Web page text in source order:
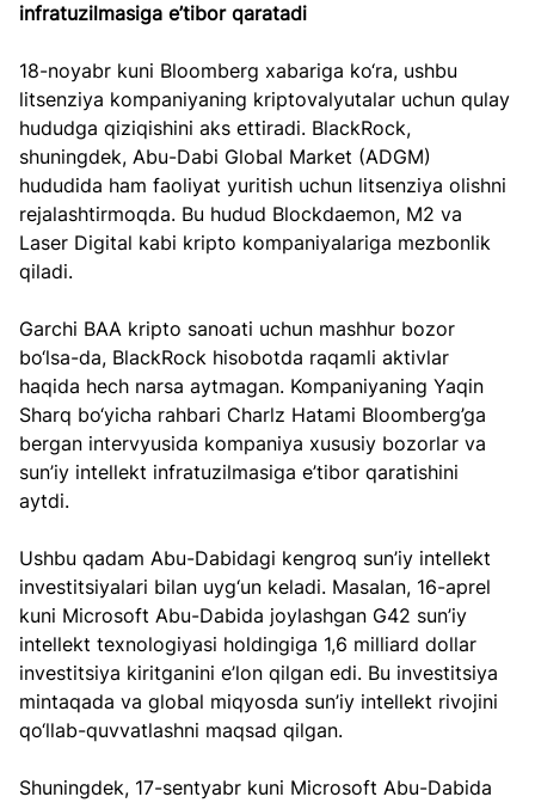
infratuzilmasiga e’tibor qaratadi
18-noyabr kuni Bloomberg xabariga ko‘ra, ushbu
litsenziya kompaniyaning kriptovalyutalar uchun qulay
hududga qiziqishini aks ettiradi. BlackRock,
shuningdek, Abu-Dabi Global Market (ADGM)
hududida ham faoliyat yuritish uchun litsenziya olishni
rejalashtirmoqda. Bu hudud Blockdaemon, M2 va
Laser Digital kabi kripto kompaniyalariga mezbonlik
qiladi.
Garchi BAA kripto sanoati uchun mashhur bozor
bo‘lsa-da, BlackRock hisobotda raqamli aktivlar
haqida hech narsa aytmagan. Kompaniyaning Yaqin
Sharq bo‘yicha rahbari Charlz Hatami Bloomberg’ga
bergan intervyusida kompaniya xususiy bozorlar va
sun’iy intellekt infratuzilmasiga e’tibor qaratishini
aytdi.
Ushbu qadam Abu-Dabidagi kengroq sun’iy intellekt
investitsiyalari bilan uyg‘un keladi. Masalan, 16-aprel
kuni Microsoft Abu-Dabida joylashgan G42 sun’iy
intellekt texnologiyasi holdingiga 1,6 milliard dollar
investitsiya kiritganini e’lon qilgan edi. Bu investitsiya
mintaqada va global miqyosda sun’iy intellekt rivojini
qo‘llab-quvvatlashni maqsad qilgan.
Shuningdek, 17-sentyabr kuni Microsoft Abu-Dabida